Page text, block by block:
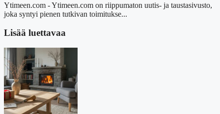
Ytimeen.com - Ytimeen.com on riippumaton uutis- ja taustasivusto,
joka syntyi pienen tutkivan toimitukse...
Lisää luettavaa